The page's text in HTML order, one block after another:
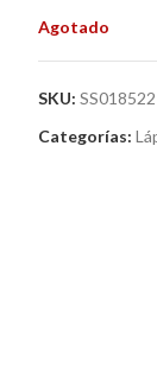
Agotado
SKU: SS018522
Categorías: